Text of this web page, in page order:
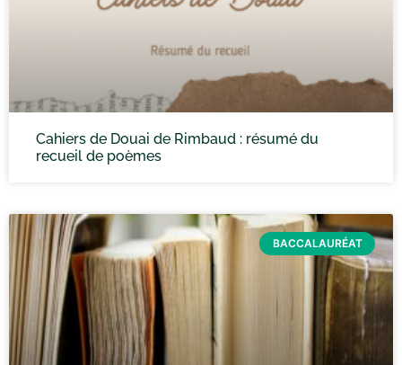
Cahiers de Douai de Rimbaud : résumé du
recueil de poèmes
BACCALAURÉAT